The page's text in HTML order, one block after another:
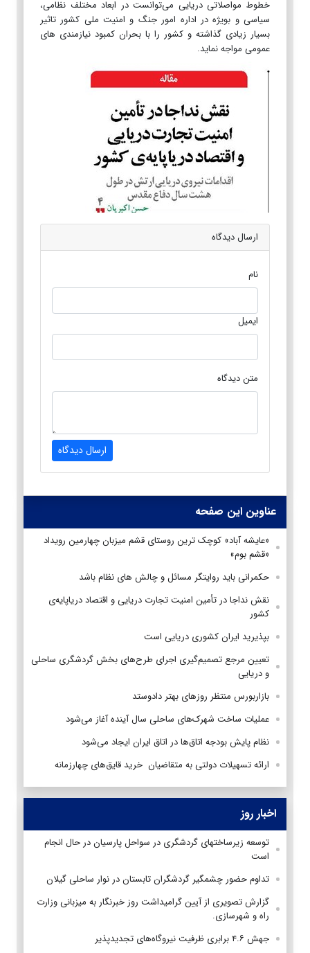
خطوط مواصلاتی دریایی می‌توانست در ابعاد مختلف نظامی،
سیاسی و بویژه در اداره امور جنگ و امنیت ملی کشور تاثیر
بسیار زیادی گذاشته و کشور را با بحران کمبود نیازمندی های
عمومی مواجه نماید.
ارسال دیدگاه
نام
ایمیل
متن دیدگاه
ارسال دیدگاه
عناوین این صفحه
«عایشه آباد» کوچک ترین روستای قشم میزبان چهارمین رویداد
«قشم بوم»
حکمرانی باید روایتگر مسائل و چالش های نظام باشد
نقش نداجا در تأمین امنیت تجارت دریایی و اقتصاد دریاپایه‌ی
کشور
بپذیرید ایران کشوری دریایی است
تعیین مرجع تصمیم‌گیری اجرای طرح‌های بخش گردشگری ساحلی
و دریایی
بازاربورس منتظر روزهای بهتر دادوستد
عملیات ساخت شهرک‌های ساحلی سال آینده آغاز می‌شود
نظام پایش بودجه اتاق‌ها در اتاق ایران ایجاد می‌شود
ارائه تسهیلات دولتی به متقاضیان خرید قایق‌های چهارزمانه
اخبار روز
توسعه زیرساختهای گردشگری در سواحل پارسیان در حال انجام
است
تداوم حضور چشمگیر گردشگران تابستان در نوار ساحلی گیلان
گزارش تصویری از آیین گرامیداشت روز خبرنگار به میزبانی وزارت
راه و شهرسازی.
جهش ۴.۶ برابری ظرفیت نیروگاه‌های تجدیدپذیر